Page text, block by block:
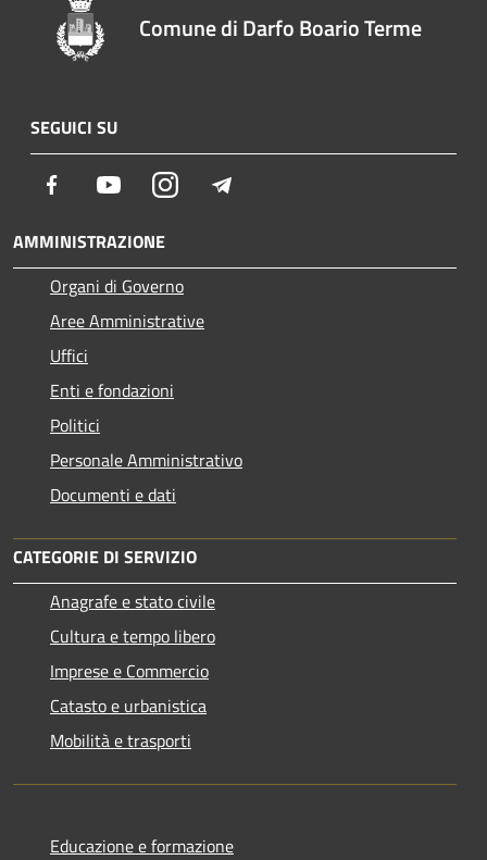
Comune di Darfo Boario Terme
SEGUICI SU
Facebook YoutubeInstagram
AMMINISTRAZIONE
Organi di Governo
Aree Amministrative
Uffici
Enti e fondazioni
Politici
Personale Amministrativo
Documenti e dati
CATEGORIE DI SERVIZIO
Anagrafe e stato civile
Cultura e tempo libero
Imprese e Commercio
Catasto e urbanistica
Mobilità e trasporti
Educazione e formazione